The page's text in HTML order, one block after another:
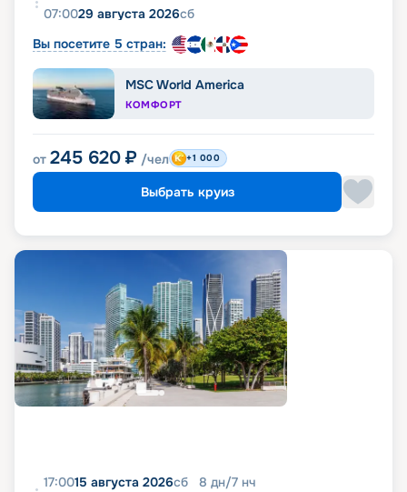
07:0029 августа 2026сб
Вы посетите 5 стран:
MSC World America
КОМФОРТ
от 245 620 ₽ /чел +1 000
Выбрать круиз
17:0015 августа 2026сб 8 дн/7 нч